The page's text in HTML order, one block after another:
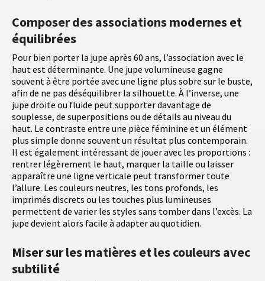
Composer des associations modernes et
équilibrées
Pour bien porter la jupe après 60 ans, l’association avec le
haut est déterminante. Une jupe volumineuse gagne
souvent à être portée avec une ligne plus sobre sur le buste,
afin de ne pas déséquilibrer la silhouette. À l’inverse, une
jupe droite ou fluide peut supporter davantage de
souplesse, de superpositions ou de détails au niveau du
haut. Le contraste entre une pièce féminine et un élément
plus simple donne souvent un résultat plus contemporain.
Il est également intéressant de jouer avec les proportions :
rentrer légèrement le haut, marquer la taille ou laisser
apparaître une ligne verticale peut transformer toute
l’allure. Les couleurs neutres, les tons profonds, les
imprimés discrets ou les touches plus lumineuses
permettent de varier les styles sans tomber dans l’excès. La
jupe devient alors facile à adapter au quotidien.
Miser sur les matières et les couleurs avec
subtilité